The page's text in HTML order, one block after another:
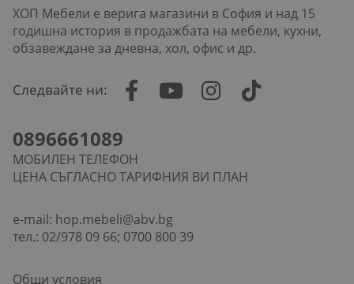
ХОП Мебели е верига магазини в София и над 15
годишна история в продажбата на мебели, кухни,
обзавеждане за дневна, хол, офис и др.
Следвайте ни:
0896661089
МОБИЛЕН ТЕЛЕФОН
ЦЕНА СЪГЛАСНО ТАРИФНИЯ ВИ ПЛАН
e-mail: hop.mebeli@abv.bg
тел.: 02/978 09 66; 0700 800 39
Общи условия